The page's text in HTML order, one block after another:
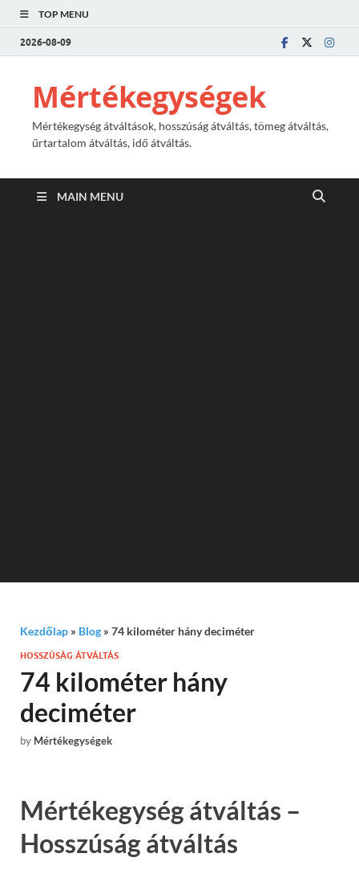
TOP MENU
2026-08-09
Mértékegységek
Mértékegység átváltások, hosszúság átváltás, tömeg átváltás,
űrtartalom átváltás, idő átváltás.
MAIN MENU
Kezdőlap » Blog » 74 kilométer hány deciméter
HOSSZÚSÁG ÁTVÁLTÁS
74 kilométer hány
deciméter
by Mértékegységek
Mértékegység átváltás –
Hosszúság átváltás